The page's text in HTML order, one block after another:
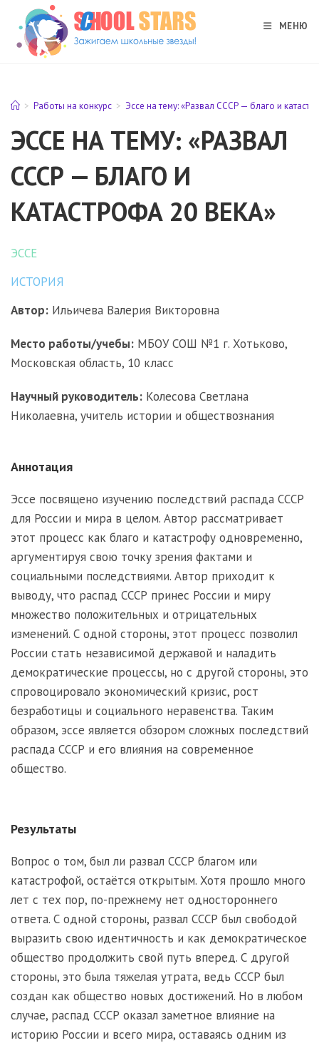
Перейти
содержимому
МЕНЮ
> Работы на конкурс > Эссе на тему: «Развал СССР — благо и
ЭССЕ НА ТЕМУ: «РАЗВАЛ
СССР — БЛАГО И
КАТАСТРОФА 20 ВЕКА»
ЭССЕ
ИСТОРИЯ
Автор: Ильичева Валерия Викторовна
Место работы/учебы: МБОУ СОШ №1 г. Хотьково,
Московская область, 10 класс
Научный руководитель: Колесова Светлана
Николаевна, учитель истории и обществознания
Аннотация
Эссе посвящено изучению последствий распада СССР
для России и мира в целом. Автор рассматривает
этот процесс как благо и катастрофу одновременно,
аргументируя свою точку зрения фактами и
социальными последствиями. Автор приходит к
выводу, что распад СССР принес России и миру
множество положительных и отрицательных
изменений. С одной стороны, этот процесс позволил
России стать независимой державой и наладить
демократические процессы, но с другой стороны, это
спровоцировало экономический кризис, рост
безработицы и социального неравенства. Таким
образом, эссе является обзором сложных последствий
распада СССР и его влияния на современное
общество.
Результаты
Вопрос о том, был ли развал СССР благом или
катастрофой, остаётся открытым. Хотя прошло много
лет с тех пор, по-прежнему нет одностороннего
ответа. С одной стороны, развал СССР был свободой
выразить свою идентичность и как демократическое
общество продолжить свой путь вперед. С другой
стороны, это была тяжелая утрата, ведь СССР был
создан как общество новых достижений. Но в любом
случае, распад СССР оказал заметное влияние на
историю России и всего мира, оставаясь одним из